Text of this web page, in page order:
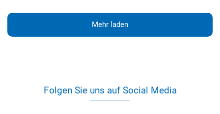
Mehr laden
Folgen Sie uns auf Social Media